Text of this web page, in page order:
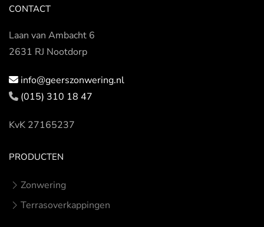
CONTACT
Laan van Ambacht 6
2631 RJ Nootdorp
info@geerszonwering.nl
(015) 310 18 47
KvK 27165237
PRODUCTEN
Zonwering
Terrasoverkappingen